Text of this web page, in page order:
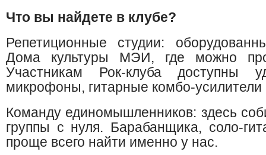
Что вы найдете в клубе?
Репетиционные студии:
Дома культуры МЭИ, где можно
Участникам Рок-клуба доступны
микрофоны, гитарные комбо-усилители
Команду единомышленников: здесь
группы с нуля. Барабанщика, соло-
проще всего найти именно у нас.